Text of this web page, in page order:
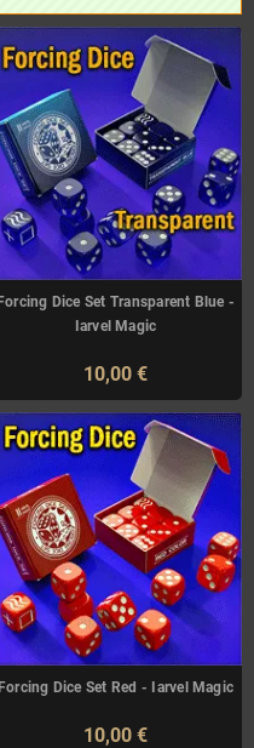
Dice Set Transparent Blue -
Iarvel Magic
10,00 €
Dice Set Red - Iarvel Magic
10,00 €